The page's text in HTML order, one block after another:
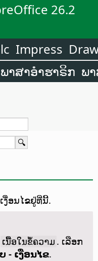
26.2
Impress
ພາສາອຳຮາຣິກ ພ
ງື່ອນໄຂຢູ່ທີ່ນີ້.
ເນື້ອໃນຂໍ້ຄວາມ . ເລືອກ
ເງື່ອນໄຂ.